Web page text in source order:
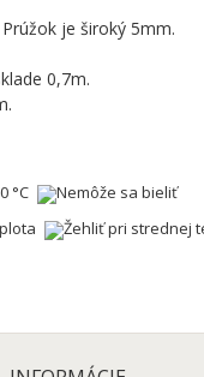
je široký 5mm.
0,7m.